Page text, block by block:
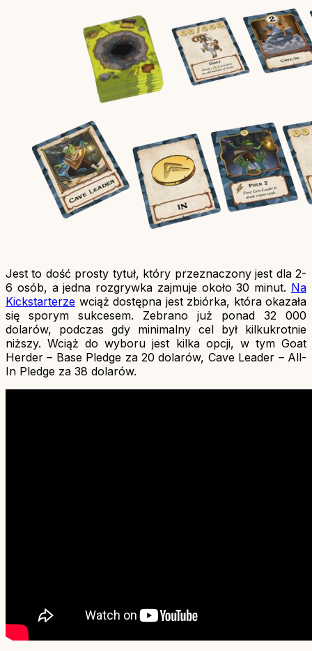
Jest to dość prosty tytuł, który przeznaczony jest dla 2-
6 osób, a jedna rozgrywka zajmuje około 30 minut. Na
Kickstarterze wciąż dostępna jest zbiórka, która okazała
się sporym sukcesem. Zebrano już ponad 32 000
dolarów, podczas gdy minimalny cel był kilkukrotnie
niższy. Wciąż do wyboru jest kilka opcji, w tym Goat
Herder – Base Pledge za 20 dolarów, Cave Leader – All-
In Pledge za 38 dolarów.